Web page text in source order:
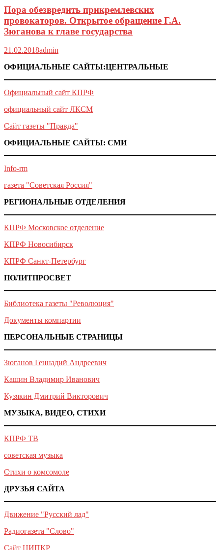
Пора обезвредить прикремлевских
провокаторов. Открытое обращение Г.А.
Зюганова к главе государства
21.02.2018admin
ОФИЦИАЛЬНЫЕ САЙТЫ:ЦЕНТРАЛЬНЫЕ
Официальный сайт КПРФ
официальный сайт ЛКСМ
Сайт газеты "Правда"
ОФИЦИАЛЬНЫЕ САЙТЫ: СМИ
Info-rm
газета "Советская Россия"
РЕГИОНАЛЬНЫЕ ОТДЕЛЕНИЯ
КПРФ Московское отделение
КПРФ Новосибирск
КПРФ Санкт-Петербург
ПОЛИТПРОСВЕТ
Библиотека газеты "Революция"
Документы компартии
ПЕРСОНАЛЬНЫЕ СТРАНИЦЫ
Зюганов Геннадий Андреевич
Кашин Владимир Иванович
Кузякин Дмитрий Викторович
МУЗЫКА, ВИДЕО, СТИХИ
КПРФ ТВ
советская музыка
Стихи о комсомоле
ДРУЗЬЯ САЙТА
Движение "Русский лад"
Радиогазета "Слово"
Сайт ЦИПКР